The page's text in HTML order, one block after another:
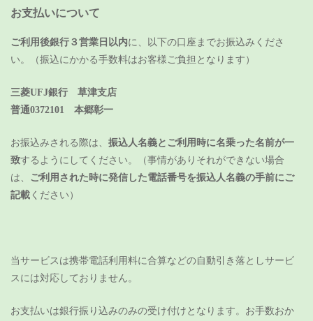
お支払いについて
ご利用後銀行３営業日以内に、以下の口座までお振込みくださ
い。（振込にかかる手数料はお客様ご負担となります）
三菱UFJ銀行 草津支店
普通0372101 本郷彰一
お振込みされる際は、 振込人名義とご利用時に名乗った名前が一
致するようにしてください。（事情がありそれができない場合
は、 ご利用された時に発信した電話番号を振込人名義の手前にご
記載 ください）
当サービスは携帯電話利用料に合算などの自動引き落としサービ
スには対応しておりません。
お支払いは銀行振り込みのみの受け付けとなります。 お手数おか